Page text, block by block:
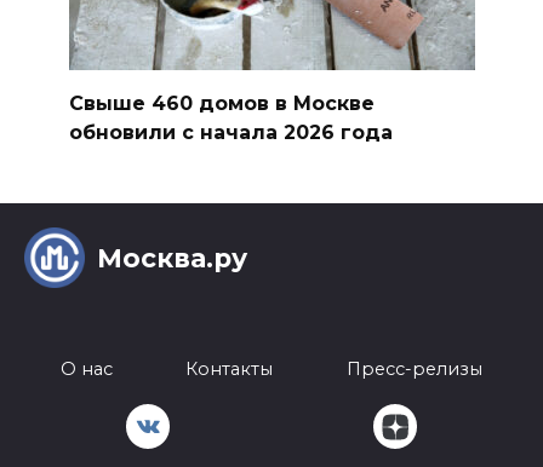
Свыше 460 домов в Москве
обновили с начала 2026 года
Москва.ру
О нас Контакты Пресс-релизы